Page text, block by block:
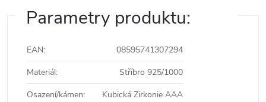
Parametry produktu:
EAN:
08595741307294
Materiál:
Stříbro 925/1000
Osazení/kámen: Kubická Zirkonie AAA